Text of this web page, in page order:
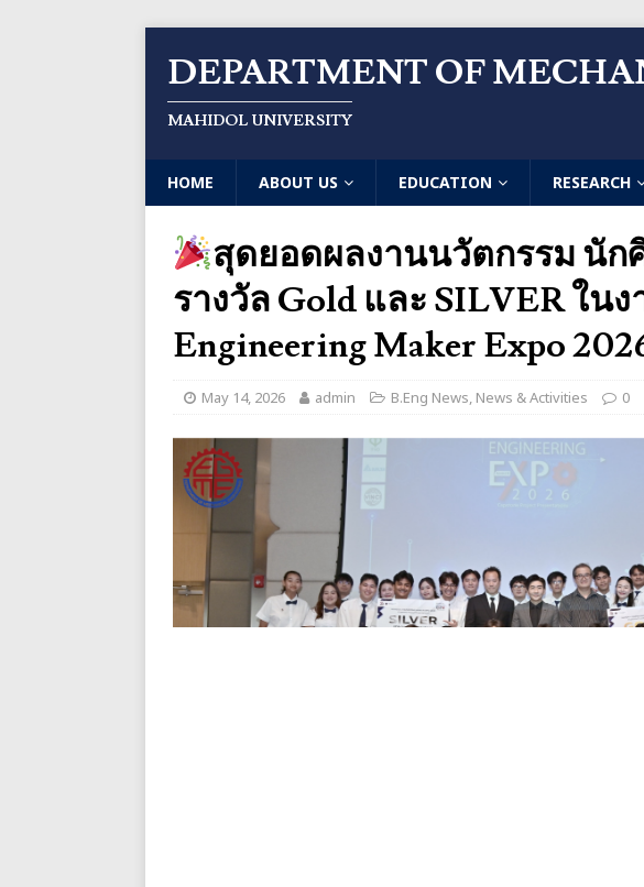
DEPARTMENT OF
MAHIDOL UNIVERSITY
HOME ABOUT US EDUCATION RESEARCH
สุดยอดผลงานนวัตกรรม นัก
รางวัล Gold และ SILVER ใน
Engineering Maker Expo
May 14, 2026 admin B.Eng News, News & Activities 0